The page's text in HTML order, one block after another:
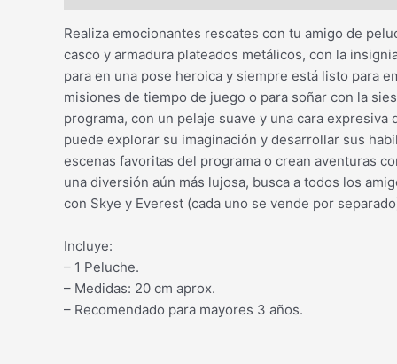
Realiza emocionantes rescates con tu amigo de
casco y armadura plateados metálicos, con la
para en una pose heroica y siempre está listo para
misiones de tiempo de juego o para soñar con la
programa, con un pelaje suave y una cara
puede explorar su imaginación y desarrollar sus
escenas favoritas del programa o crean aventuras
una diversión aún más lujosa, busca a todos los
con Skye y Everest (cada uno se vende por
Incluye:
– 1 Peluche.
– Medidas: 20 cm aprox.
– Recomendado para mayores 3 años.